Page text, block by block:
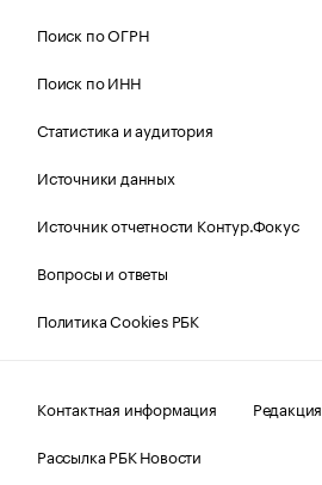
Поиск по ОГРН
Поиск по ИНН
Статистика и аудитория
Источники данных
Источник отчетности Контур.Фокус
Вопросы и ответы
Политика Cookies РБК
Контактная информация
Редакция
Рассылка РБК Новости